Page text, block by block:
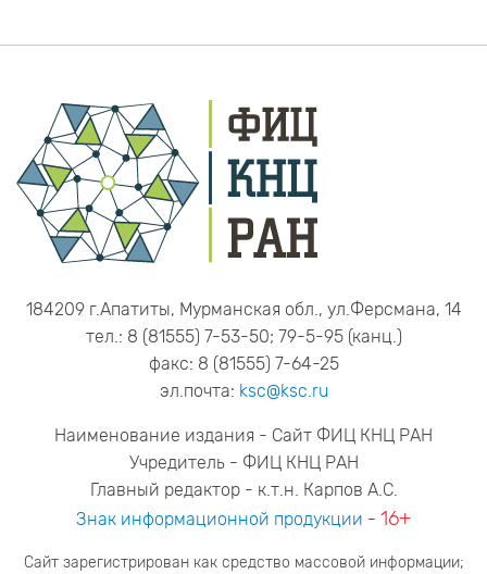
184209 г.Апатиты, Мурманская обл., ул.Ферсмана, 14
тел.: 8 (81555) 7-53-50; 79-5-95 (канц.)
факс: 8 (81555) 7-64-25
эл.почта: ksc@ksc.ru
Наименование издания - Сайт ФИЦ КНЦ РАН
Учредитель - ФИЦ КНЦ РАН
Главный редактор - к.т.н. Карпов А.С.
Знак информационной продукции - 16+
Сайт зарегистрирован как средство массовой информации;